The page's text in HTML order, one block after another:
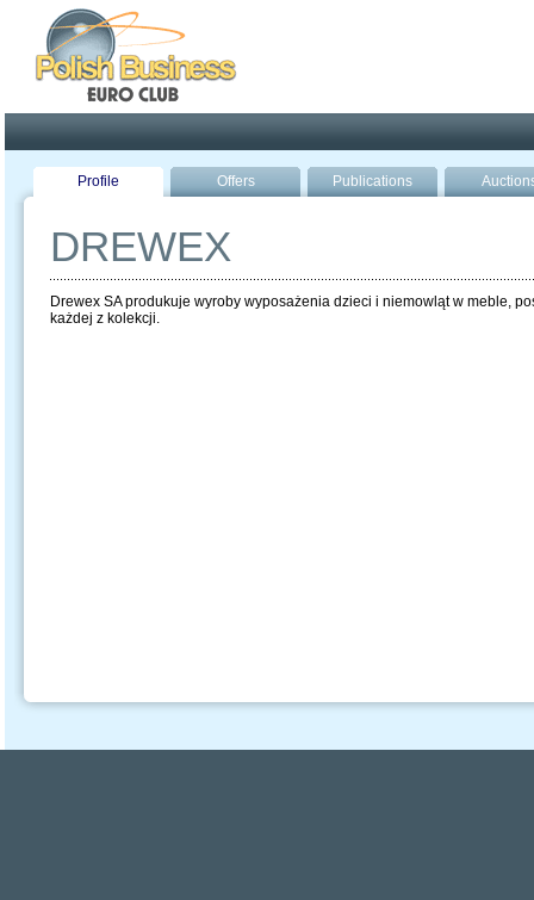
Profile Offers Publications
DREWEX
Drewex SA produkuje wyroby wyposażenia dzieci i niemowląt w meble,
każdej z kolekcji.